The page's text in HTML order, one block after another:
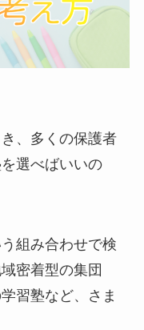
、多くの保護者
選べばいいの
組み合わせで検
密着型の集団
習塾など、さま